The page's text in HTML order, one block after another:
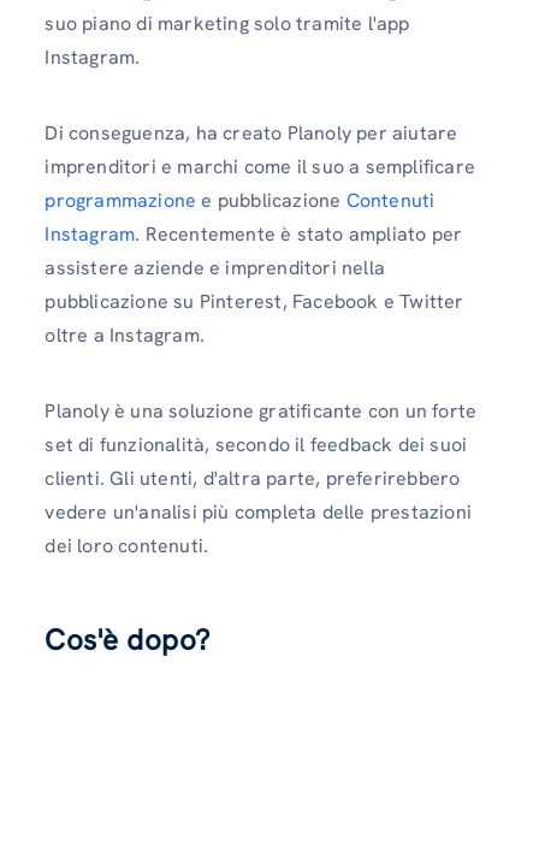
suo piano di marketing solo tramite l'app
Instagram.
Di conseguenza, ha creato Planoly per aiutare
imprenditori e marchi come il suo a semplificare
programmazione e pubblicazione Contenuti
Instagram. Recentemente è stato ampliato per
assistere aziende e imprenditori nella
pubblicazione su Pinterest, Facebook e Twitter
oltre a Instagram.
Planoly è una soluzione gratificante con un forte
set di funzionalità, secondo il feedback dei suoi
clienti. Gli utenti, d'altra parte, preferirebbero
vedere un'analisi più completa delle prestazioni
dei loro contenuti.
Cos'è dopo?